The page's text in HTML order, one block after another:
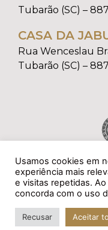
Tubarão (SC) –
CASA DA
Rua Wenceslau
Tubarão (SC) –
Usamos cookies em
experiência mais
e visitas repetidas. Ao
concorda com o uso
Recusar Aceitar